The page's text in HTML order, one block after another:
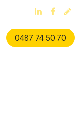
0487 74 50 70